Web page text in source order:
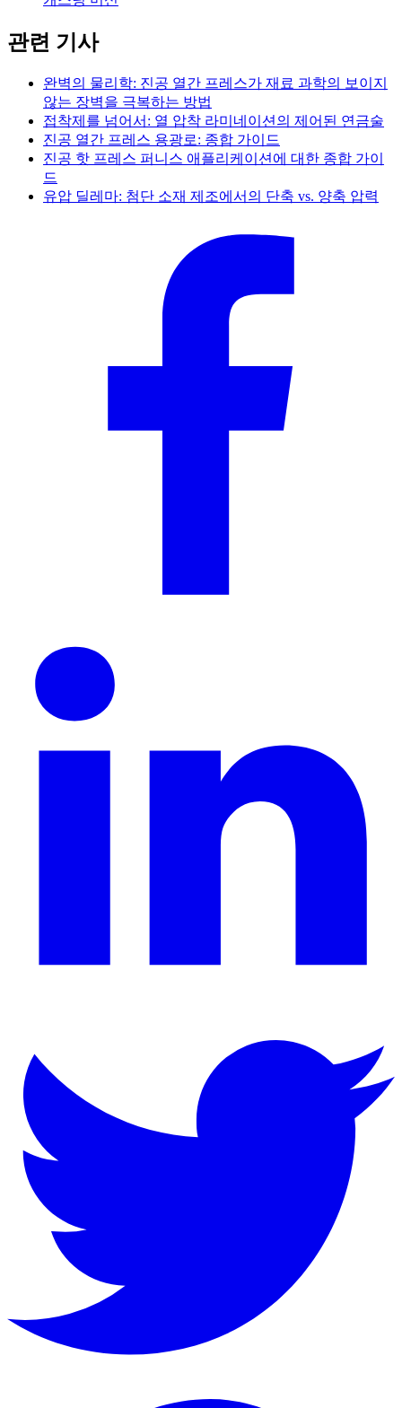
관련 기사
완벽의 물리학: 진공 열간 프레스가 재료 과학의 보이지
않는 장벽을 극복하는 방법
접착제를 넘어서: 열 압착 라미네이션의 제어된 연금술
진공 열간 프레스 용광로: 종합 가이드
진공 핫 프레스 퍼니스 애플리케이션에 대한 종합 가이
드
유압 딜레마: 첨단 소재 제조에서의 단축 vs. 양축 압력